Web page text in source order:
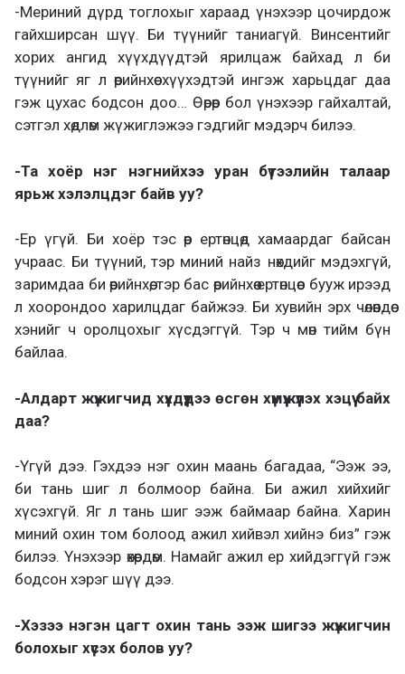
-Мериний дүрд тоглохыг хараад үнэхээр цочирдож
гайхширсан шүү. Би түүнийг таниагүй. Винсентийг
хорих ангид хүүхдүүдтэй ярилцаж байхад л би
түүнийг яг л өөрийнхөө хүүхэдтэй ингэж харьцдаг даа
гэж цухас бодсон доо… Өөрөөр бол үнэхээр гайхалтай,
сэтгэл хөдлөм жүжиглэжээ гэдгийг мэдэрч билээ.
-Та хоёр нэг нэгнийхээ уран бүтээлийн талаар
ярьж хэлэлцдэг байв уу?
-Ер үгүй. Би хоёр тэс өөр ертөнцөд хамаардаг байсан
учраас. Би түүний, тэр миний найз нөхдийг мэдэхгүй,
заримдаа би өөрийнхөө, тэр бас өөрийнхөө ертөнцөөс бууж ирээд
л хоорондоо харилцдаг байжээ. Би хувийн эрх чөлөөндөө
хэнийг ч оролцохыг хүсдэггүй. Тэр ч мөн тийм бүн
байлаа.
-Алдарт жүжигчид хүүхдүүдээ өсгөн хүмүүжүүлэх хэцүү байх
даа?
-Үгүй дээ. Гэхдээ нэг охин маань багадаа, “Ээж ээ,
би тань шиг л болмоор байна. Би ажил хийхийг
хүсэхгүй. Яг л тань шиг ээж баймаар байна. Харин
миний охин том болоод ажил хийвэл хийнэ биз” гэж
билээ. Үнэхээр өхөөрдөм. Намайг ажил ер хийдэггүй гэж
бодсон хэрэг шүү дээ.
-Хэзээ нэгэн цагт охин тань ээж шигээ жүжигчин
болохыг хүсэх болов уу?